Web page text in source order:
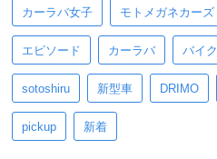
カーラバ女子 モトメガネカーズ
エピソード カーラバ バイク
sotoshiru 新型車 DRIMO
pickup 新着